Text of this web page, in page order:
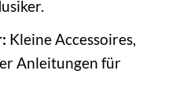
Kleine Accessoires,
Anleitungen für